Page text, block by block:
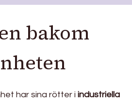
bakom
har sina rötter i industriella